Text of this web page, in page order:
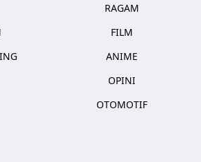
RAGAM
FILM
ANIME
OPINI
OTOMOTIF